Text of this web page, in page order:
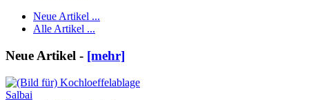
Neue Artikel ...
Alle Artikel ...
Neue Artikel - [mehr]